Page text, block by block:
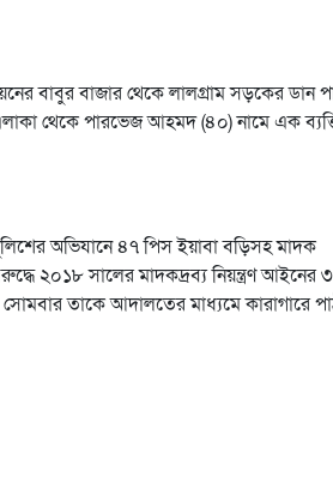
বাবুর বাজার থেকে লালগ্রাম সড়কের ডান
থেকে পারভেজ আহমদ (৪০) নামে এক
অভিযানে ৪৭ পিস ইয়াবা বড়িসহ মাদক
২০১৮ সালের মাদকদ্রব্য নিয়ন্ত্রণ আইনের
তাকে আদালতের মাধ্যমে কারাগারে